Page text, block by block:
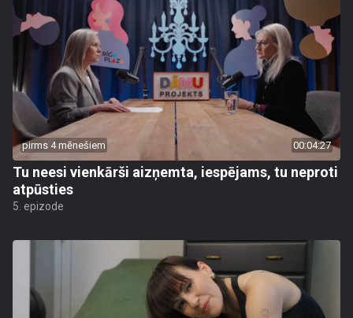
pirms 4 mēnešiem 00:04:27
Tu neesi vienkārši aizņemta, iespējams, tu neproti
atpūsties
5. epizode